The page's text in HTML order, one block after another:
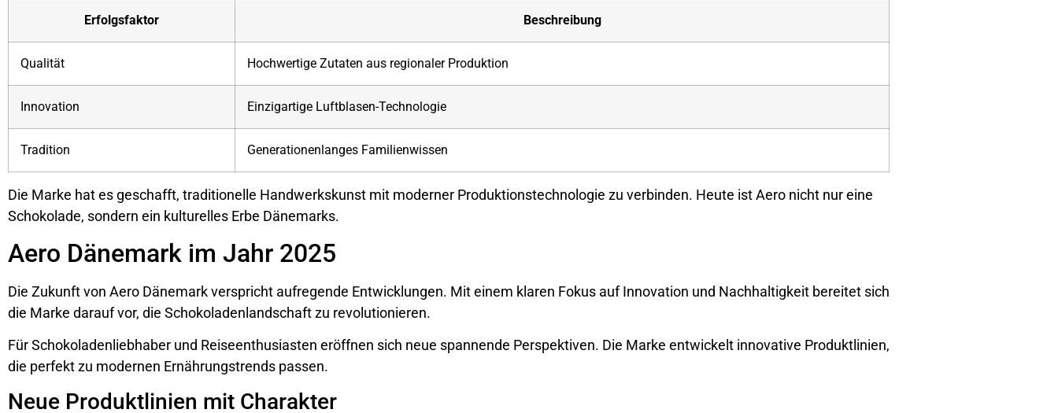
Erfolgsfaktor Beschreibung
Qualität Hochwertige Zutaten aus regionaler Produktion
Innovation Einzigartige Luftblasen-Technologie
Tradition Generationenlanges Familienwissen
Die Marke hat es geschafft, traditionelle Handwerkskunst mit moderner Produktionstechnologie zu verbinden. Heute ist Aero nicht nur eine
Schokolade, sondern ein kulturelles Erbe Dänemarks.
Aero Dänemark im Jahr 2025
Die Zukunft von Aero Dänemark verspricht aufregende Entwicklungen. Mit einem klaren Fokus auf Innovation und Nachhaltigkeit bereitet sich
die Marke darauf vor, die Schokoladenlandschaft zu revolutionieren.
Für Schokoladenliebhaber und Reiseenthusiasten eröffnen sich neue spannende Perspektiven. Die Marke entwickelt innovative Produktlinien,
die perfekt zu modernen Ernährungstrends passen.
Neue Produktlinien mit Charakter